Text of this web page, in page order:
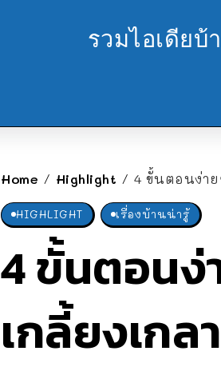
รวมไอเดียบ้
Home / Highlight / 4 ขั้นตอนง่า
HIGHLIGHT เรื่องบ้านน่ารู้
4 ขั้นตอนง่
เกลี้ยงเกล